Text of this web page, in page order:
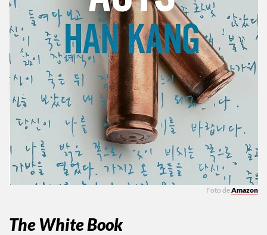
Foto deAmazon
The White Book